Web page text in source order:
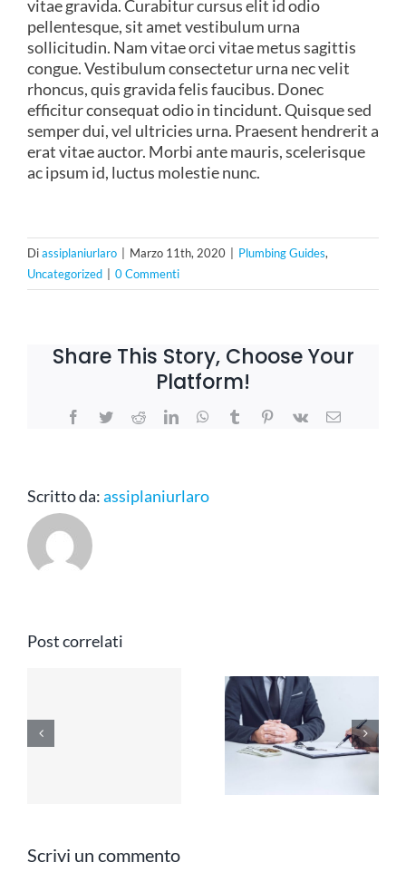
vitae gravida. Curabitur cursus elit id odio
pellentesque, sit amet vestibulum urna
sollicitudin. Nam vitae orci vitae metus sagittis
congue. Vestibulum consectetur urna nec velit
rhoncus, quis gravida felis faucibus. Donec
efficitur consequat odio in tincidunt. Quisque sed
semper dui, vel ultricies urna. Praesent hendrerit a
erat vitae auctor. Morbi ante mauris, scelerisque
ac ipsum id, luctus molestie nunc.
Diassiplaniurlaro Marzo 11th, 2020 Plumbing Guides,
Uncategorized
0 Commenti
Share This Story, Choose Your
Platform!
Facebook
TwitterRedditLinkedInWhatsApp
TumblrPinterest
Vk Email
Scritto da:assiplaniurlaro
Post correlati
Scrivi un commento